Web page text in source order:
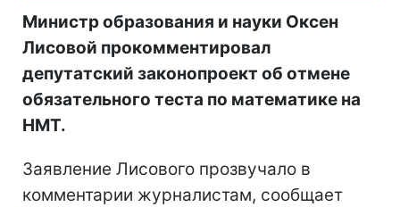
Министр образования и науки Оксен
Лисовой прокомментировал
депутатский законопроект об отмене
обязательного теста по математике на
НМТ.
Заявление Лисового прозвучало в
комментарии журналистам, сообщает